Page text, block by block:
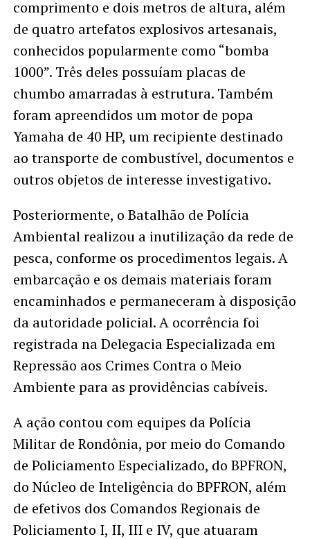
comprimento e dois metros de altura, além
de quatro artefatos explosivos artesanais,
conhecidos popularmente como “bomba
1000”. Três deles possuíam placas de
chumbo amarradas à estrutura. Também
foram apreendidos um motor de popa
Yamaha de 40 HP, um recipiente destinado
ao transporte de combustível, documentos e
outros objetos de interesse investigativo.
Posteriormente, o Batalhão de Polícia
Ambiental realizou a inutilização da rede de
pesca, conforme os procedimentos legais. A
embarcação e os demais materiais foram
encaminhados e permaneceram à disposição
da autoridade policial. A ocorrência foi
registrada na Delegacia Especializada em
Repressão aos Crimes Contra o Meio
Ambiente para as providências cabíveis.
A ação contou com equipes da Polícia
Militar de Rondônia, por meio do Comando
de Policiamento Especializado, do BPFRON,
do Núcleo de Inteligência do BPFRON, além
de efetivos dos Comandos Regionais de
Policiamento I, II, III e IV, que atuaram